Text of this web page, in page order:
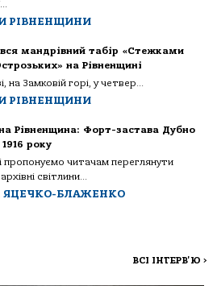
РІВНЕНЩИНИ
мандрівний табір «Стежками
на Рівненщині
на Замковій горі, у четвер...
РІВНЕНЩИНИ
Рівненщина: Форт-застава Дубно
року
пропонуємо читачам переглянути
світлини...
ЯЦЕЧКО-БЛАЖЕНКО
ВСІ ІНТЕРВ'Ю >